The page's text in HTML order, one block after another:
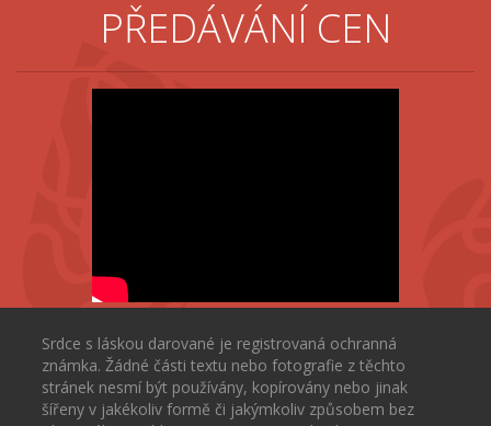
PŘEDÁVÁNÍ CEN
Srdce s láskou darované je registrovaná ochranná
známka. Žádné části textu nebo fotografie z těchto
stránek nesmí být používány, kopírovány nebo jinak
šířeny v jakékoliv formě či jakýmkoliv způsobem bez